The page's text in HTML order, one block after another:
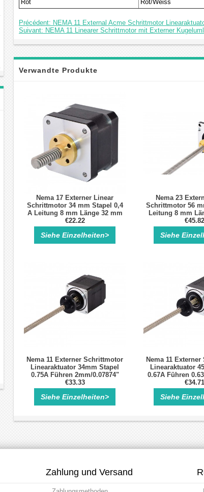
Rot
Rot/Weiss
Précédent: NEMA 11 External Acme Schrittmotor
Suivant: NEMA 11 Linearer Schrittmotor mit Externer
Verwandte Produkte
Nema 17 Externer Linear
Schrittmotor 34 mm Stapel 0,4
A Leitung 8 mm Länge 32 mm
für DIY 3D Drucker Kits
€22.22
Siehe Einzelheiten>
Nema 23
Schrittmotor 56
Leitung 8 mm
Bipolar
Schrittmotor
€45.82
Siehe
Nema 11 Externer Schrittmotor
Linearaktuator 34mm Stapel
0.75A Führen 2mm/0.07874"
Länge 100mm
€33.33
Siehe Einzelheiten>
Nema 11
Linearaktuator
0.67A Führen
Länge€34.71
Siehe
Zahlung und Versand